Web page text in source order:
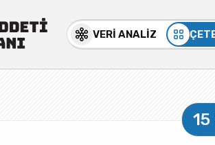
VERİ ANALİZ
15